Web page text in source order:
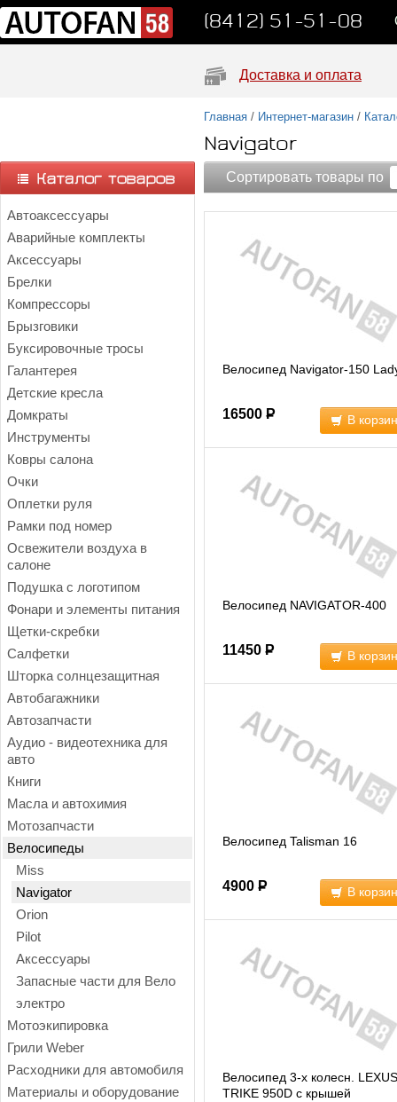
(8412) 51-51-08
Доставка и оплата
Автоаксессуары
Аварийные комплекты
Аксессуары
Брелки
Компрессоры
Брызговики
Буксировочные тросы
Галантерея
Детские кресла
Домкраты
Инструменты
Ковры салона
Очки
Оплетки руля
Рамки под номер
Освежители воздуха в
салоне
Подушка с логотипом
Фонари и элементы питания
Щетки-скребки
Салфетки
Шторка солнцезащитная
Автобагажники
Автозапчасти
Аудио - видеотехника для
авто
Книги
Масла и автохимия
Мотозапчасти
Велосипеды
Miss
Navigator
Orion
Pilot
Аксессуары
Запасные части для Вело
электро
Мотоэкипировка
Грили Weber
Расходники для автомобиля
Материалы и оборудование
Главная / Интернет-магазин /
Navigator
Сортировать товары по
Велосипед Navigator-150
16500 Р В
Велосипед NAVIGATOR-400
11450 Р В
Велосипед Talisman 16
4900 Р В
Велосипед 3-х колесн. LEXUS
TRIKE 950D с крышей